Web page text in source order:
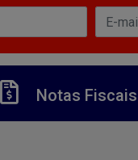
Notas Fiscais